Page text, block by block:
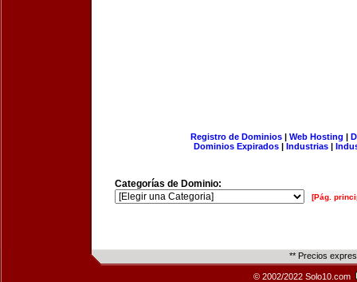
Registro de Dominios| Web Hosting |
Dominios Expirados | Industrias |
Categorías de Dominio:
[Pág.
** Precios
© 2002/2022 Solo10.com